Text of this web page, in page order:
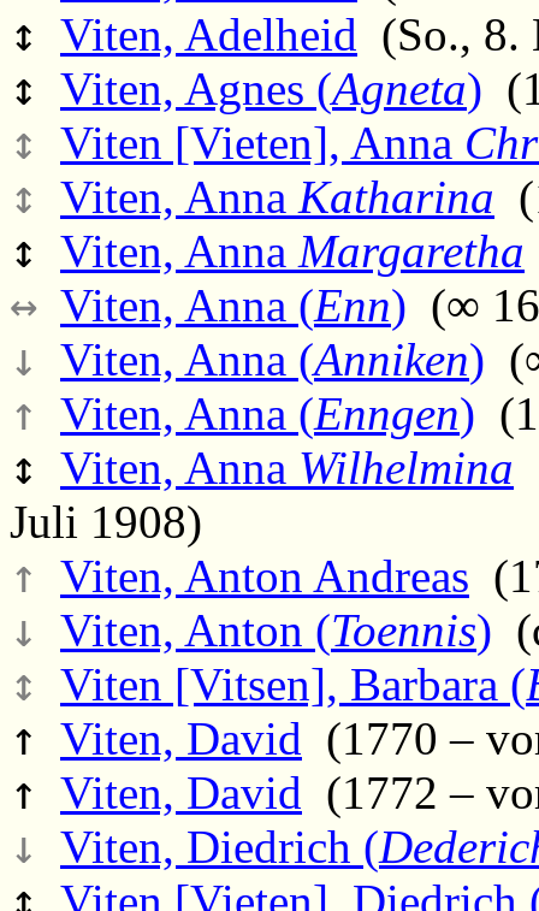
↕ Viten, Adelheid (So., 8.
↕ Viten, Agnes (Agneta)
↕ Viten [Vieten], Anna
↕ Viten, Anna Katharina
↕ Viten, Anna Margaretha
↔ Viten, Anna (Enn) (∞
↓ Viten, Anna (Anniken)
↑ Viten, Anna (Enngen)
↕ Viten, Anna Wilhelmina
Juli 1908)
↑ Viten, Anton Andreas
↓ Viten, Anton (Toennis)
↕ Viten [Vitsen], Barbara (
↑ Viten, David (1770 –
↑ Viten, David (1772 –
↓ Viten, Diedrich (